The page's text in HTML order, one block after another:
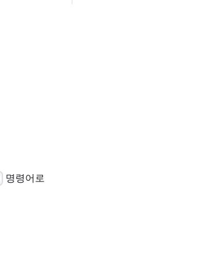
명령어로